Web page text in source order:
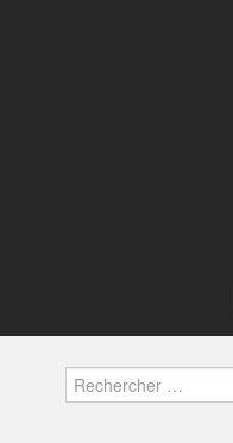
Rechercher